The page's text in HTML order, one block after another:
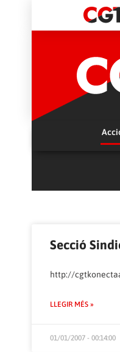
Secció
http://
LLEGIR MÉS »
01/01/2007 - 00:14:00